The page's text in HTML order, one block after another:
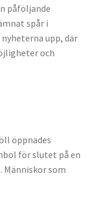
påföljande
spår i
upp, där
och
öppnades
för slutet på en
som